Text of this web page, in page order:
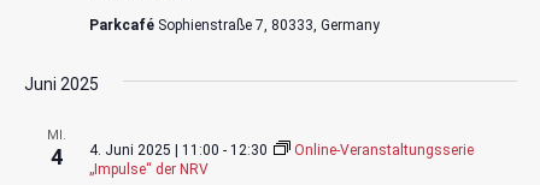
Parkcafé Sophienstraße 7, 80333, Germany
Juni 2025
MI.
4 4. Juni 2025 | 11:00 - 12:30
Online-Veranstaltungsserie
„Impulse“ der NRV